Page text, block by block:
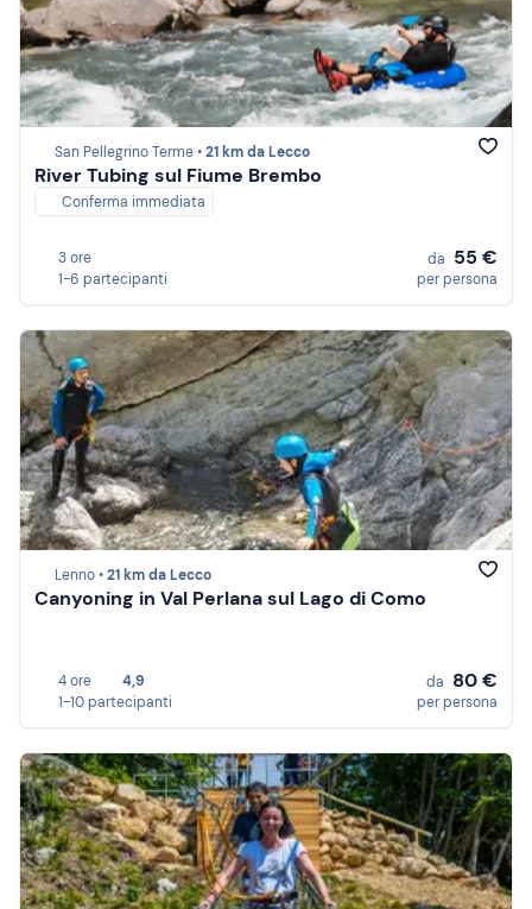
San Pellegrino Terme •21 km da Lecco
River Tubing sul Fiume Brembo
Conferma immediata
3 ore
1-6 partecipanti
da 55 €
per persona
Lenno •21 km da Lecco
Canyoning in Val Perlana sul Lago di Como
4 ore
4,9
1-10 partecipanti
da 80 €
per persona